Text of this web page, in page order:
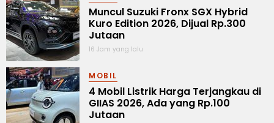
Muncul Suzuki Fronx SGX Hybrid
Kuro Edition 2026, Dijual Rp.300
Jutaan
16 Jam yang lalu
MOBIL
4 Mobil Listrik Harga Terjangkau di
GIIAS 2026, Ada yang Rp.100
Jutaan